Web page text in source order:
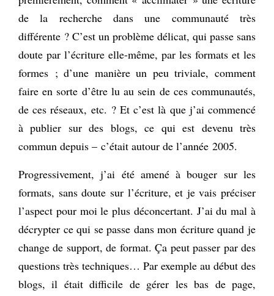
de la recherche dans une communauté très
différente ? C’est un problème délicat, qui passe sans
doute par l’écriture elle-même, par les formats et les
formes ; d’une manière un peu triviale, comment
faire en sorte d’être lu au sein de ces communautés,
de ces réseaux, etc. ? Et c’est là que j’ai commencé
à publier sur des blogs, ce qui est devenu très
commun depuis – c’était autour de l’année 2005.
Progressivement, j’ai été amené à bouger sur les
formats, sans doute sur l’écriture, et je vais préciser
l’aspect pour moi le plus déconcertant. J’ai du mal à
décrypter ce qui se passe dans mon écriture quand je
change de support, de format. Ça peut passer par des
questions très techniques… Par exemple au début des
blogs, il était difficile de gérer les bas de page,